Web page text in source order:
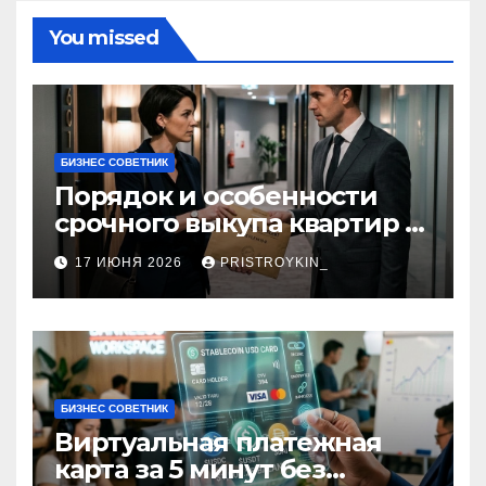
You missed
БИЗНЕС СОВЕТНИК
Порядок и особенности
срочного выкупа квартир в
срок 1–3 дня
17 ИЮНЯ 2026 PRISTROYKIN_
БИЗНЕС СОВЕТНИК
Виртуальная платежная
карта за 5 минут без